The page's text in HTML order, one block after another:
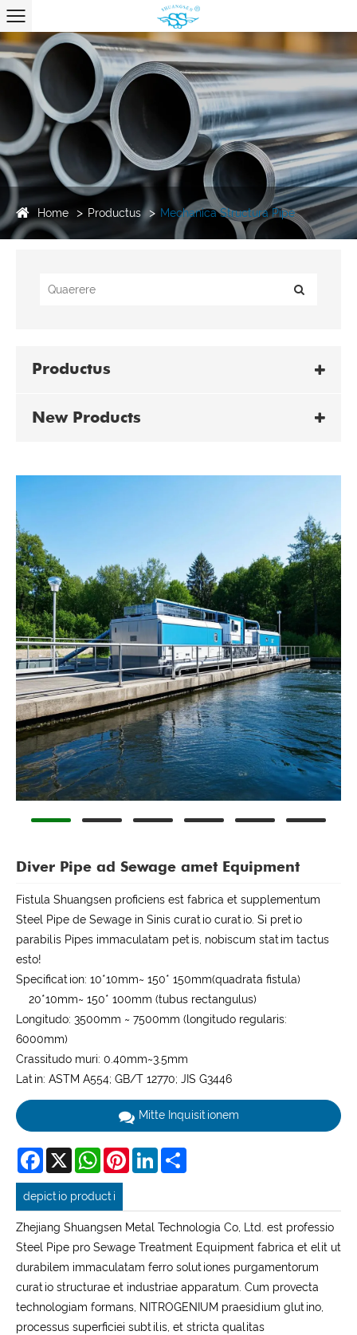
Home Productus Mechanica Structura Pipe
Productus
New Products
Diver Pipe ad Sewage amet Equipment
Fistula Shuangsen proficiens est fabrica et supplementum
Steel Pipe de Sewage in Sinis curatio curatio. Si pretio
parabilis Pipes immaculatam petis, nobiscum statim tactus
esto!
Specification: 10*10mm~ 150* 150mm(quadrata fistula)
20*10mm~ 150* 100mm (tubus rectangulus)
Longitudo: 3500mm ~ 7500mm (longitudo regularis:
6000mm)
Crassitudo muri: 0.40mm~3.5mm
Latin: ASTM A554; GB/T 12770; JIS G3446
Mitte Inquisitionem
Facebook
X WhatsAppPinterestLinkedIn
depictio producti
Zhejiang Shuangsen Metal Technologia Co, Ltd. est professio
Steel Pipe pro Sewage Treatment Equipment fabrica et elit ut
durabilem immaculatam ferro solutiones purgamentorum
curatio structurae et industriae apparatum. Cum provecta
technologiam formans, NITROGENIUM praesidium glutino,
processus superficiei subtilis, et stricta qualitas